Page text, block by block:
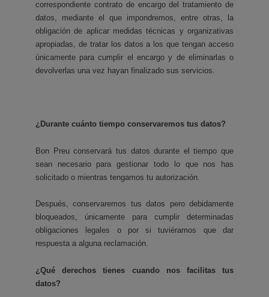
correspondiente contrato de encargo del tratamiento de
datos, mediante el que impondremos, entre otras, la
obligación de aplicar medidas técnicas y organizativas
apropiadas, de tratar los datos a los que tengan acceso
únicamente para cumplir el encargo y de eliminarlas o
devolverlas una vez hayan finalizado sus servicios.
¿Durante cuánto tiempo conservaremos tus datos?
Bon Preu conservará tus datos durante el tiempo que
sean necesario para gestionar todo lo que nos has
solicitado o mientras tengamos tu autorización.
Después, conservaremos tus datos pero debidamente
bloqueados, únicamente para cumplir determinadas
obligaciones legales o por si tuviéramos que dar
respuesta a alguna reclamación.
¿Qué derechos tienes cuando nos facilitas tus
datos?